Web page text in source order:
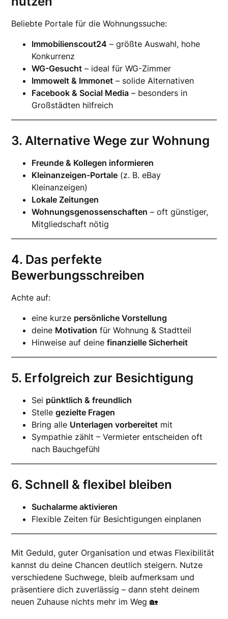
Beliebte Portale für die Wohnungssuche:
Immobilienscout24 – größte Auswahl, hohe
Konkurrenz
WG-Gesucht – ideal für WG-Zimmer
Immowelt & Immonet – solide Alternativen
Facebook & Social Media – besonders in
Großstädten hilfreich
3. Alternative Wege zur Wohnung
Freunde & Kollegen informieren
Kleinanzeigen-Portale (z. B. eBay
Kleinanzeigen)
Lokale Zeitungen
Wohnungsgenossenschaften – oft günstiger,
Mitgliedschaft nötig
4. Das perfekte
Bewerbungsschreiben
Achte auf:
eine kurze persönliche Vorstellung
deine Motivation für Wohnung & Stadtteil
Hinweise auf deinefinanzielle Sicherheit
5. Erfolgreich zur Besichtigung
Sei pünktlich & freundlich
Stellegezielte Fragen
Bring alle Unterlagen vorbereitet mit
Sympathie zählt – Vermieter entscheiden oft
nach Bauchgefühl
6. Schnell & flexibel bleiben
Suchalarme aktivieren
Flexible Zeiten für Besichtigungen einplanen
Mit Geduld, guter Organisation und etwas Flexibilität
kannst du deine Chancen deutlich steigern. Nutze
verschiedene Suchwege, bleib aufmerksam und
präsentiere dich zuverlässig – dann steht deinem
neuen Zuhause nichts mehr im Weg 🏡